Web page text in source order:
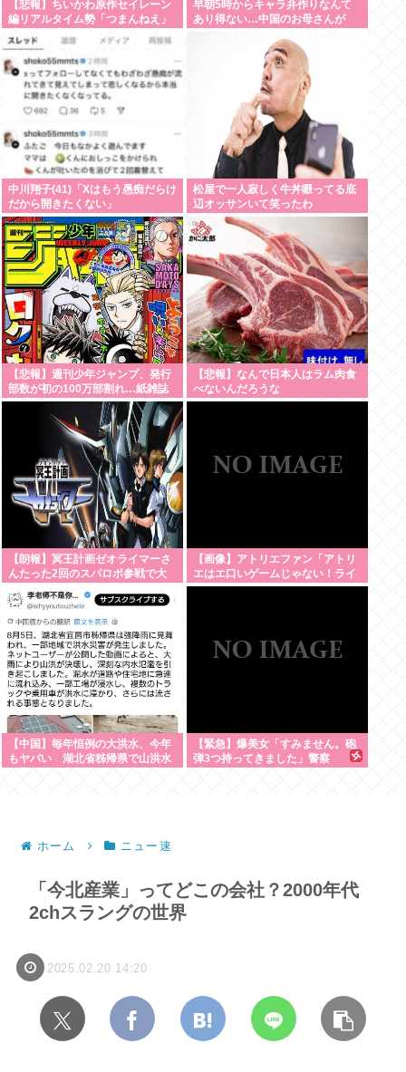
【悲報】ちいかわ原作セイレーン
編リアルタイム勢「つまんねえ」
に長編はムリ」www
早朝5時からキャラ弁作りなんて
あり得ない…中国のお母さんが
の？」と不思議に思う理由
中川翔子(41)「Xはもう愚痴だらけ
だから開きたくない」
松屋で一人寂しく牛丼啜ってる底
辺オッサンいて笑ったわ
【悲報】週刊少年ジャンプ、発行
部数が初の100万部割れ…紙雑誌
の「100万部超」がゼロに
【悲報】なんで日本人はラム肉食
べないんだろうな
【朗報】冥王計画ゼオライマーさ
んたった2回のスパロボ参戦で大
【画像】アトリエファン「アトリ
エはエ口いゲームじゃない！ライ
ザを性的な目で見てる奴はにわ
【中国】毎年恒例の大洪水、今年
もヤバい 湖北省秭帰県で山洪水
【緊急】爆美女「すみません。砲
弾3つ持ってきました」警察
ホーム ニュー速
「今北産業」ってどこの会社？2000年代
2chスラングの世界
2025.02.20 14:20